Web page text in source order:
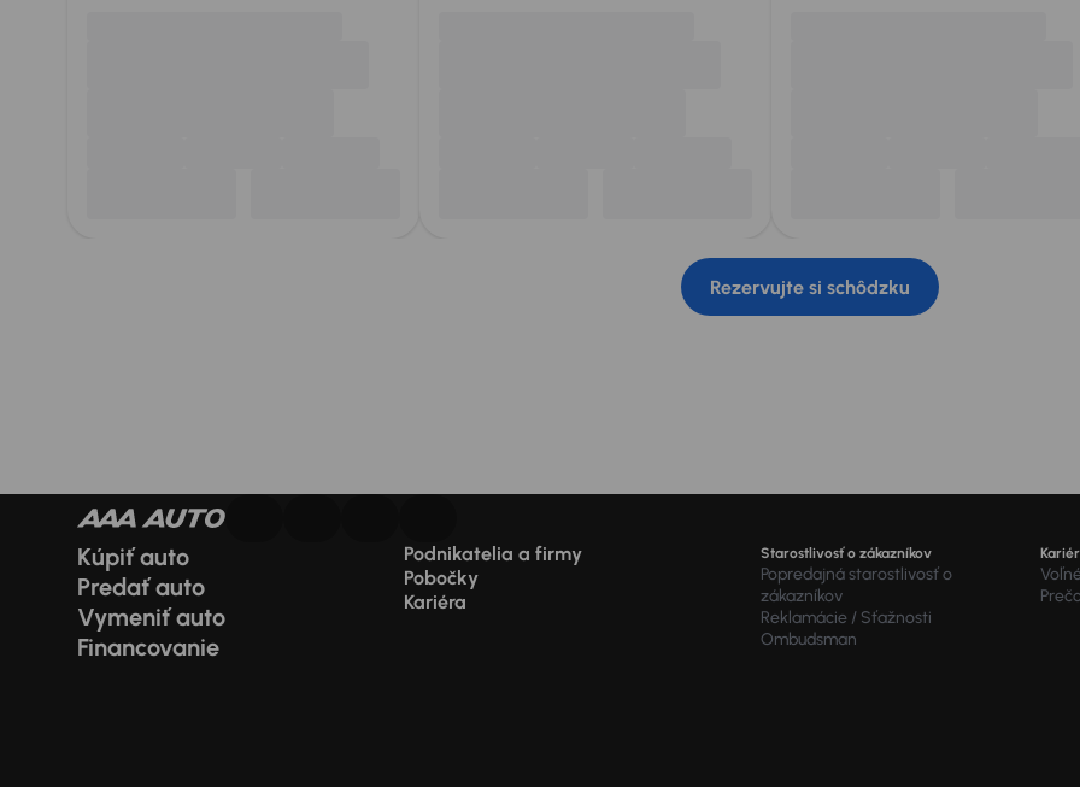
Rezervujte si schôdzku
Kúpiť auto
Predať auto
Vymeniť auto
Financovanie
Podnikatelia a firmy
Pobočky
Kariéra
Starostlivosť o zákazníkov
Popredajná starostlivosť o
zákazníkov
Reklamácie / Sťažnosti
Ombudsman